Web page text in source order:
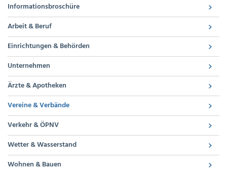
Informationsbroschüre
Arbeit & Beruf
Einrichtungen & Behörden
Unternehmen
Ärzte & Apotheken
Vereine & Verbände
Verkehr & ÖPNV
Wetter & Wasserstand
Wohnen & Bauen